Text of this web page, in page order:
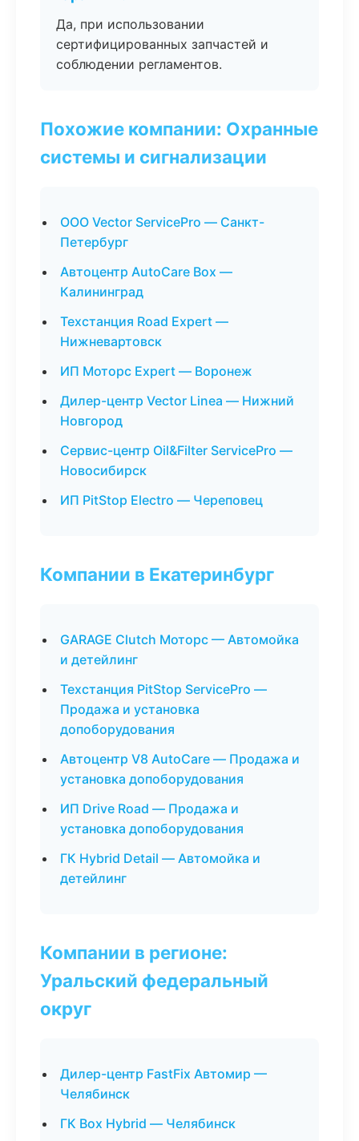
Да, при использовании
сертифицированных запчастей и
соблюдении регламентов.
Похожие компании: Охранные
системы и сигнализации
ООО Vector ServicePro — Санкт-
Петербург
Автоцентр AutoCare Box —
Калининград
Техстанция Road Expert —
Нижневартовск
ИП Моторс Expert — Воронеж
Дилер-центр Vector Linea — Нижний
Новгород
Сервис-центр Oil&Filter ServicePro —
Новосибирск
ИП PitStop Electro — Череповец
Компании в Екатеринбург
GARAGE Clutch Моторс — Автомойка
и детейлинг
Техстанция PitStop ServicePro —
Продажа и установка
допоборудования
Автоцентр V8 AutoCare — Продажа и
установка допоборудования
ИП Drive Road — Продажа и
установка допоборудования
ГК Hybrid Detail — Автомойка и
детейлинг
Компании в регионе:
Уральский федеральный
округ
Дилер-центр FastFix Автомир —
Челябинск
ГК Box Hybrid — Челябинск